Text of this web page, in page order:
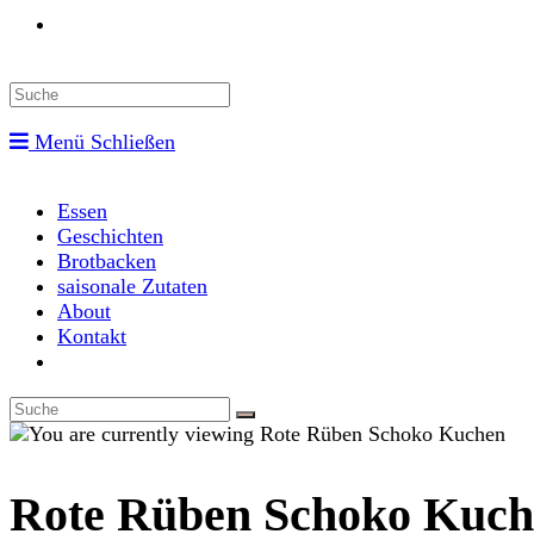
website
Menü Schließen
Essen
Geschichten
Brotbacken
saisonale Zutaten
About
Kontakt
search
Rote Rüben Schoko